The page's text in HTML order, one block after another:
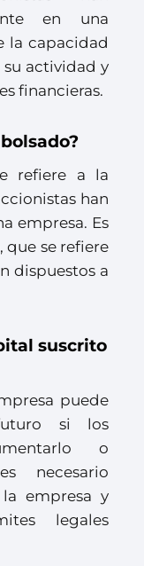
en una
la capacidad
actividad y
financieras.
refiere a la
han
empresa. Es
se refiere
dispuestos a
suscrito
puede
si los
o
necesario
empresa y
legales